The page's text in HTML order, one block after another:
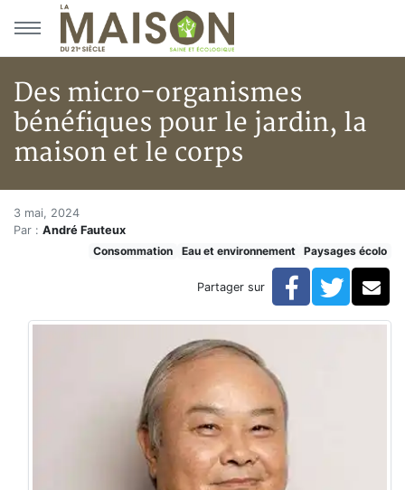
Aller au menu principal
Aller au contenu principal
Des micro-organismes
bénéfiques pour le jardin, la
maison et le corps
Accueil
Articles
Eau et environnement
Des micro-organismes bénéfiques pour le jardin, la
Des micro-organismes
3 mai, 2024
Par : André Fauteux
Consommation
Eau et environnement Paysages écolo
Partager sur Facebook